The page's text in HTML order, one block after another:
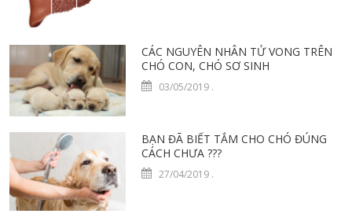
CÁC NGUYÊN NHÂN TỬ VONG TRÊN
CHÓ CON, CHÓ SƠ SINH
03/05/2019 .
BẠN ĐÃ BIẾT TẮM CHO CHÓ ĐÚNG
CÁCH CHƯA ???
27/04/2019 .